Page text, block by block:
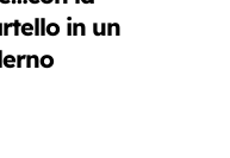
in un